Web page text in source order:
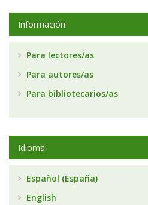
Información
Para lectores/as
Para autores/as
Para bibliotecarios/as
Idioma
Español (España)
English